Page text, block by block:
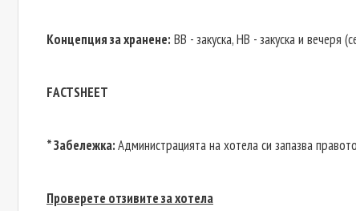
Концепция за хранене: BB - закуска, HB - закуска и вечеря
FACTSHEET
* Забележка:Администрацията на хотела си запазва
Проверете отзивите за хотела